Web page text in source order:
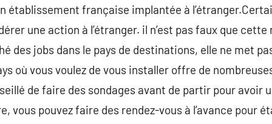
établissement française implantée à
une action à l’étranger. il n’est pas faux que
des jobs dans le pays de destinations, elle ne met
où vous voulez de vous installer offre de
de faire des sondages avant de partir pour avoir
vous pouvez faire des rendez-vous à l’avance pour